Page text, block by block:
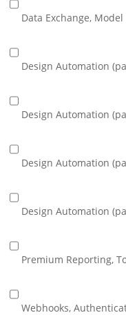
Data Exchange,
Design Automation
Design Automation
Design Automation
Design Automation
Premium Reporting,
Webhooks,